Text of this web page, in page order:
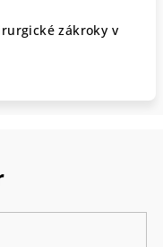
zákroky v